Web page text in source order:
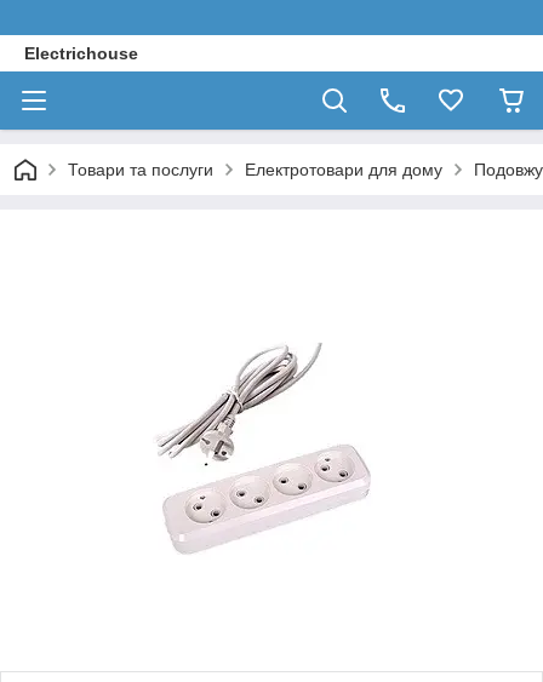
Electrichouse
Товари та послуги Електротовари для дому